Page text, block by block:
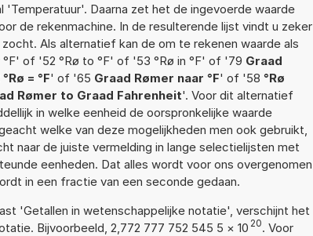
Daarna zet het de ingevoerde waarde
de rekenmachine. In de resulterende lijst vindt u zeker
Als alternatief kan de om te rekenen waarde als
of '52 °Rø to °F' of '53 °Rø in °F' of '79 Graad
°Rø = °F' of '65 Graad Rømer naar °F' of '58 °Rø
Rømer to Graad Fahrenheit'. Voor dit alternatief
in welke eenheid de oorspronkelijke waarde
welke van deze mogelijkheden men ook gebruikt,
naar de juiste vermelding in lange selectielijsten met
eenheden. Dat alles wordt voor ons overgenomen
in een fractie van een seconde gedaan.
'Getallen in wetenschappelijke notatie', verschijnt het
Bijvoorbeeld, 2,772 777 752 545 5 × 10 20. Voor